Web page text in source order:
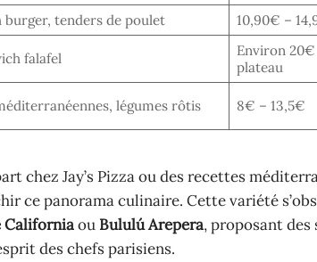
burger, tenders de poulet 10,90€ –
falafel
Environ
plateau
légumes rôtis 8€ – 13,5€
chez Jay’s Pizza ou des recettes
ce panorama culinaire. Cette variété
Californiaou Bululú Arepera, proposant
des chefs parisiens.